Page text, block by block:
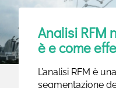
Analisi RFM
è e come
L’analisi RFM è
segmentazione